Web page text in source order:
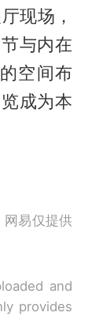
现场，
与内在
空间布
成为本
网易仅提供
and
provides